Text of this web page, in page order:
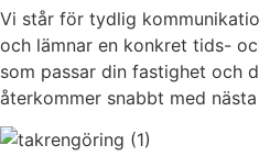
Vi står för tydlig
och lämnar en konkret tids-
som passar din fastighet och
återkommer snabbt med